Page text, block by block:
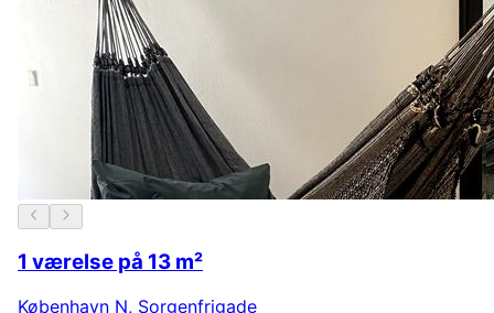
1 værelse på 13 m²
København N, Sorgenfrigade